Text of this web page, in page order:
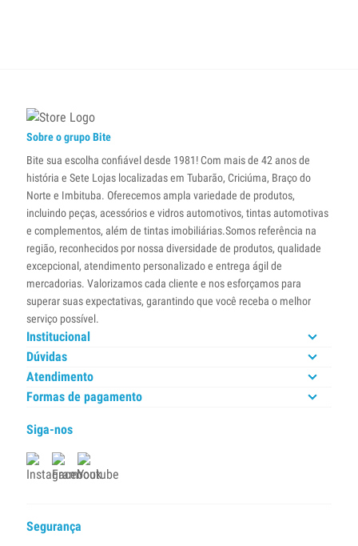
Sobre o grupo Bite
Bite sua escolha confiável desde 1981! Com mais de 42 anos de
história e Sete Lojas localizadas em Tubarão, Criciúma, Braço do
Norte e Imbituba. Oferecemos ampla variedade de produtos,
incluindo peças, acessórios e vidros automotivos, tintas automotivas
e complementos, além de tintas imobiliárias.Somos referência na
região, reconhecidos por nossa diversidade de produtos, qualidade
excepcional, atendimento personalizado e entrega ágil de
mercadorias. Valorizamos cada cliente e nos esforçamos para
superar suas expectativas, garantindo que você receba o melhor
serviço possível.
Institucional
Dúvidas
Atendimento
Formas de pagamento
Siga-nos
Segurança